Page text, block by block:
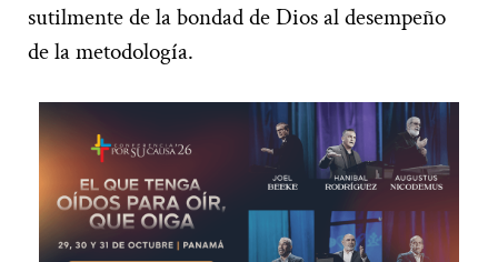
sutilmente de la bondad de Dios al desempeño
de la metodología.